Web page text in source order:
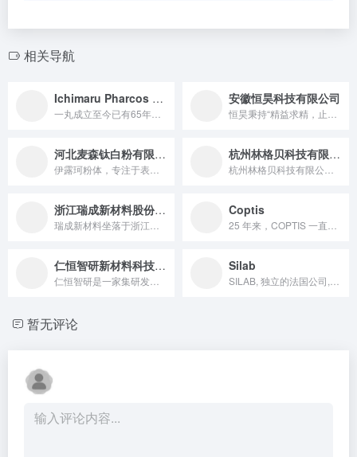
相关导航
Ichimaru Pharcos Co., Ltd 安徽恒昊科技有限公司
河北麦森钛白粉有限公司 杭州林格贝科技有限公司
浙江瑞成新材料股份有限公司 Coptis
仁恒智研新材料科技（广东）有限公司 Silab
暂无评论